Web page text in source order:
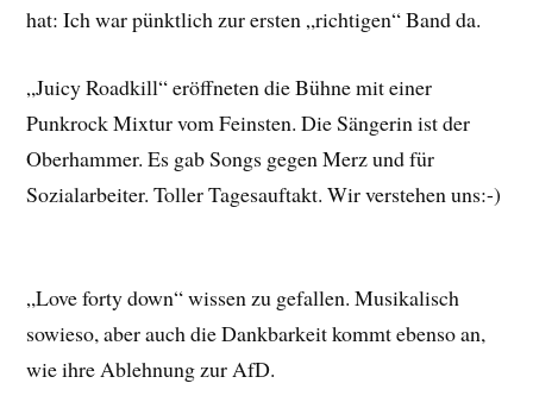
hat: Ich war pünktlich zur ersten „richtigen“ Band da.
„Juicy Roadkill“ eröffneten die Bühne mit einer
Punkrock Mixtur vom Feinsten. Die Sängerin ist der
Oberhammer. Es gab Songs gegen Merz und für
Sozialarbeiter. Toller Tagesauftakt. Wir verstehen uns:-)
„Love forty down“ wissen zu gefallen. Musikalisch
sowieso, aber auch die Dankbarkeit kommt ebenso an,
wie ihre Ablehnung zur AfD.